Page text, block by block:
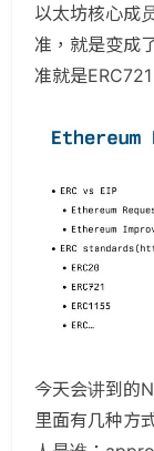
以太坊核心成
准，就是变成
准就是ERC721
今天会讲到的
里面有几种方